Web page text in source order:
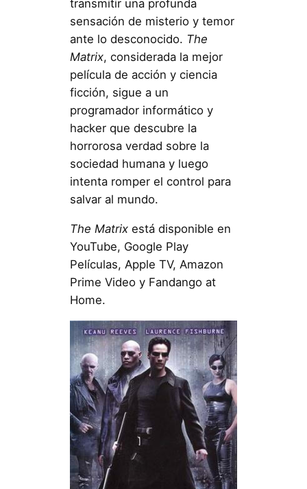
transmitir una profunda
sensación de misterio y temor
ante lo desconocido. The
Matrix, considerada la mejor
película de acción y ciencia
ficción, sigue a un
programador informático y
hacker que descubre la
horrorosa verdad sobre la
sociedad humana y luego
intenta romper el control para
salvar al mundo.
The Matrixestá disponible en
YouTube, Google Play
Películas, Apple TV, Amazon
Prime Video y Fandango at
Home.